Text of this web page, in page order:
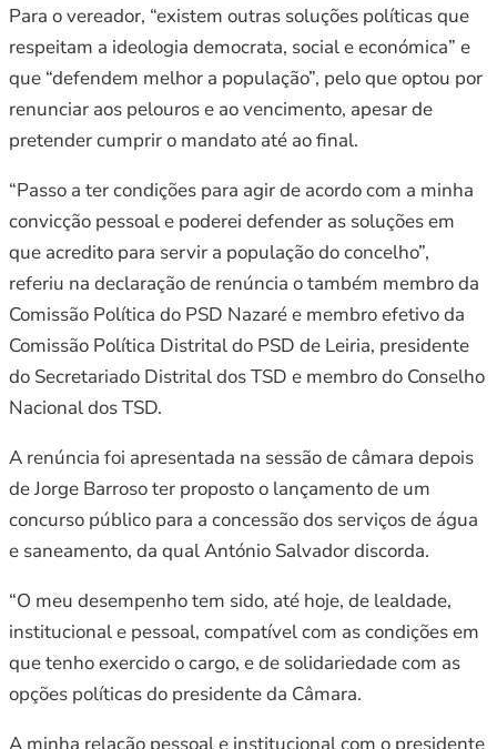
Para o vereador, “existem outras soluções políticas que
respeitam a ideologia democrata, social e económica” e
que “defendem melhor a população”, pelo que optou por
renunciar aos pelouros e ao vencimento, apesar de
pretender cumprir o mandato até ao final.
“Passo a ter condições para agir de acordo com a minha
convicção pessoal e poderei defender as soluções em
que acredito para servir a população do concelho”,
referiu na declaração de renúncia o também membro da
Comissão Política do PSD Nazaré e membro efetivo da
Comissão Política Distrital do PSD de Leiria, presidente
do Secretariado Distrital dos TSD e membro do Conselho
Nacional dos TSD.
A renúncia foi apresentada na sessão de câmara depois
de Jorge Barroso ter proposto o lançamento de um
concurso público para a concessão dos serviços de água
e saneamento, da qual António Salvador discorda.
“O meu desempenho tem sido, até hoje, de lealdade,
institucional e pessoal, compatível com as condições em
que tenho exercido o cargo, e de solidariedade com as
opções políticas do presidente da Câmara.